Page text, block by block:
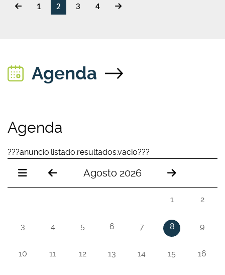
1 2 3 4
Agenda
Agenda
???anuncio.listado.resultados.vacio???
Agosto 2026
1 2
3 4 5 6 7 8 9
10 11 12 13 14 15 16